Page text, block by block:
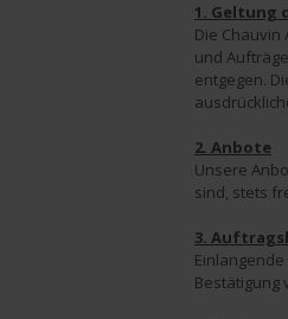
1. Geltung
Die Chauvin
und
entgegen.
2. Anbote
Unsere
sind, stets
3.
Bestätigung